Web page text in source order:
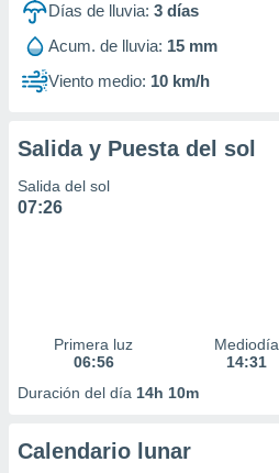
Días de lluvia: 3 días
Acum. de lluvia: 15 mm
Viento medio: 10 km/h
Salida y Puesta del sol
Salida del sol
07:26
Primera luz
06:56
Mediodía
14:31
Duración del día 14h 10m
Calendario lunar